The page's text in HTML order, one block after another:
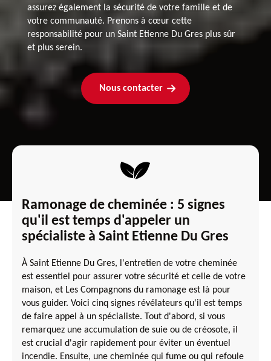
assurez également la sécurité de votre famille et de
votre communauté. Prenons à cœur cette
responsabilité pour un Saint Etienne Du Gres plus sûr
et plus serein.
Nous contacter
Ramonage de cheminée : 5 signes
qu'il est temps d'appeler un
spécialiste à Saint Etienne Du Gres
À Saint Etienne Du Gres, l'entretien de votre cheminée
est essentiel pour assurer votre sécurité et celle de votre
maison, et Les Compagnons du ramonage est là pour
vous guider. Voici cinq signes révélateurs qu'il est temps
de faire appel à un spécialiste. Tout d'abord, si vous
remarquez une accumulation de suie ou de créosote, il
est crucial d'agir rapidement pour éviter un éventuel
incendie. Ensuite, une cheminée qui fume ou qui refoule